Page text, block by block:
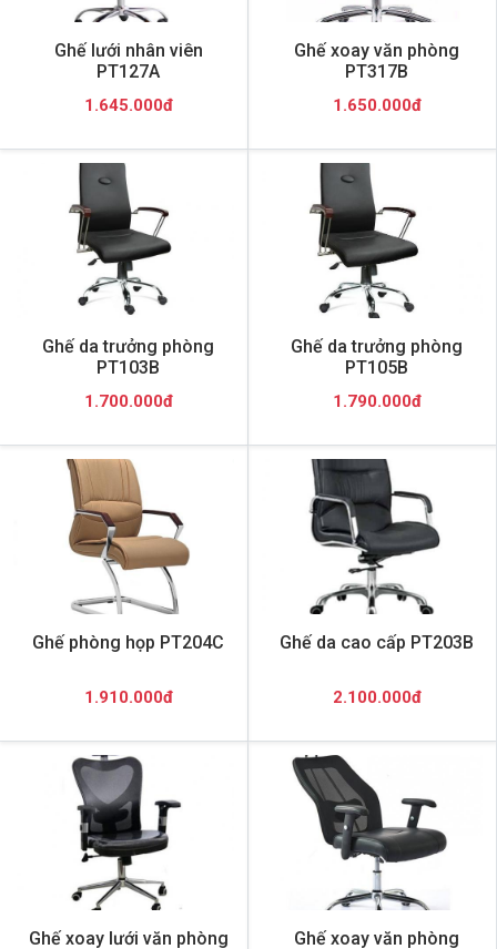
Ghế lưới nhân viên
PT127A
1.645.000đ
Ghế xoay văn phòng
PT317B
1.650.000đ
Ghế da trưởng phòng
PT103B
1.700.000đ
Ghế da trưởng phòng
PT105B
1.790.000đ
Ghế phòng họp PT204C
1.910.000đ
Ghế da cao cấp PT203B
2.100.000đ
Ghế xoay lưới văn phòng
Ghế xoay văn phòng